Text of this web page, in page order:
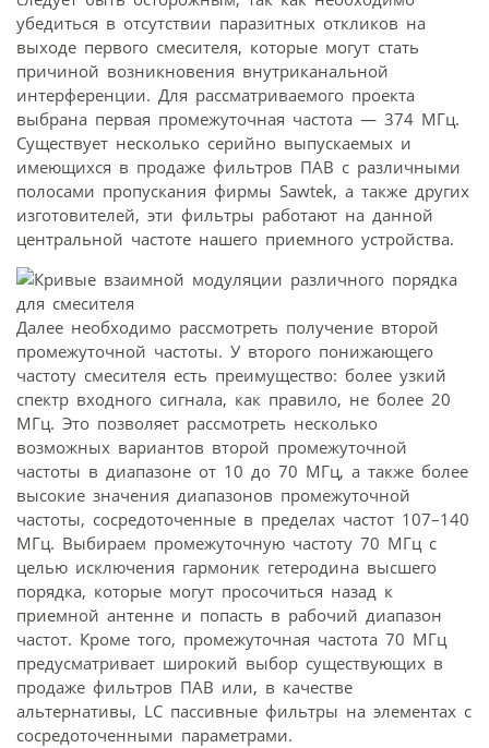
убедиться в отсутствии паразитных откликов на
выходе первого смесителя, которые могут стать
причиной возникновения внутриканальной
интерференции. Для рассматриваемого проекта
выбрана первая промежуточная частота — 374 МГц.
Существует несколько серийно выпускаемых и
имеющихся в продаже фильтров ПАВ с различными
полосами пропускания фирмы Sawtek, а также других
изготовителей, эти фильтры работают на данной
центральной частоте нашего приемного устройства.
Далее необходимо рассмотреть получение второй
промежуточной частоты. У второго понижающего
частоту смесителя есть преимущество: более узкий
спектр входного сигнала, как правило, не более 20
МГц. Это позволяет рассмотреть несколько
возможных вариантов второй промежуточной
частоты в диапазоне от 10 до 70 МГц, а также более
высокие значения диапазонов промежуточной
частоты, сосредоточенные в пределах частот 107–140
МГц. Выбираем промежуточную частоту 70 МГц с
целью исключения гармоник гетеродина высшего
порядка, которые могут просочиться назад к
приемной антенне и попасть в рабочий диапазон
частот. Кроме того, промежуточная частота 70 МГц
предусматривает широкий выбор существующих в
продаже фильтров ПАВ или, в качестве
альтернативы, LC пассивные фильтры на элементах с
сосредоточенными параметрами.